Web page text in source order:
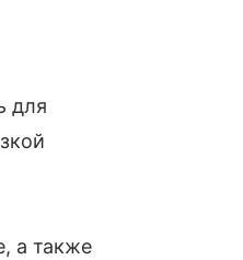
для
а также